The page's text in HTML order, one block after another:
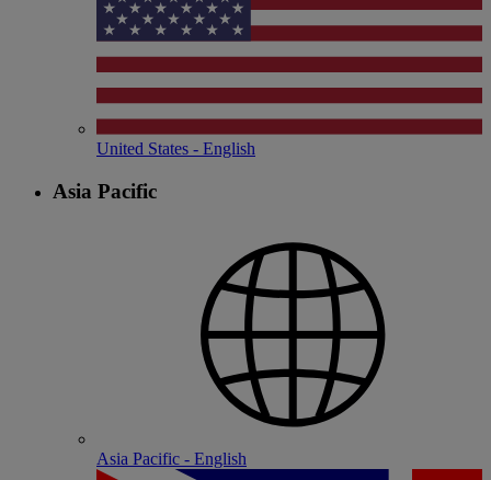
United States - English
Asia Pacific
Asia Pacific - English